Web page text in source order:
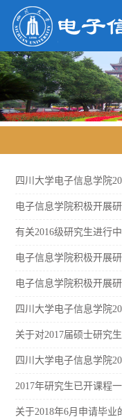
电子信息学院积极开展
有关2016级研究生进行
电子信息学院积极开展
电子信息学院积极开展
关于对2017届硕士研究
2017年研究生已开课程